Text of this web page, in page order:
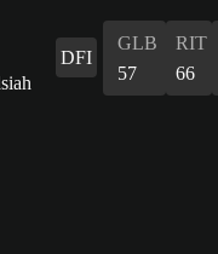
DFI
GLB
57
RIT
66